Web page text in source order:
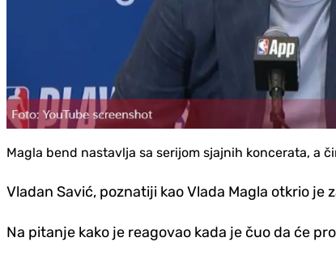
Magla bend nastavlja sa serijom sjajnih koncerata, a
Vladan Savić, poznatiji kao Vlada Magla otkrio je
Na pitanje kako je reagovao kada je čuo da će